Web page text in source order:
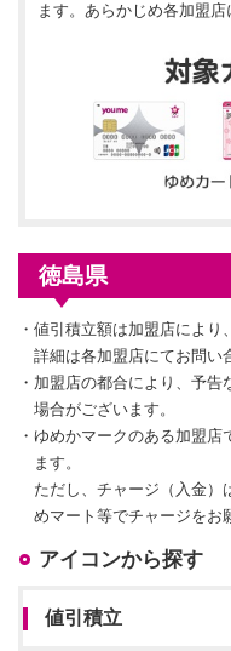
ます。あらかじめ各加盟店
徳島県
・ 値引積立額は加盟店により
詳細は各加盟店にてお問い
・ 加盟店の都合により、予告
場合がございます。
・ ゆめかマークのある加盟店
ます。
ただし、チャージ（入金）
めマート等でチャージをお
アイコンから探す
値引積立